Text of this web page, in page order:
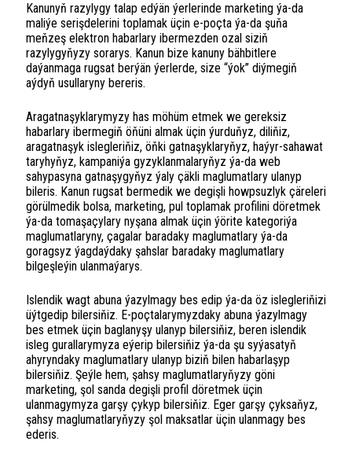
Kanunyň razylygy talap edýän ýerlerinde marketing ýa-da
maliýe serişdelerini toplamak üçin e-poçta ýa-da şuňa
meňzeş elektron habarlary ibermezden ozal siziň
razylygyňyzy sorarys. Kanun bize kanuny bähbitlere
daýanmaga rugsat berýän ýerlerde, size “ýok” diýmegiň
aýdyň usullaryny bereris.
Aragatnaşyklarymyzy has möhüm etmek we gereksiz
habarlary ibermegiň öňüni almak üçin ýurduňyz, diliňiz,
aragatnaşyk islegleriňiz, öňki gatnaşyklaryňyz, haýyr-sahawat
taryhyňyz, kampaniýa gyzyklanmalaryňyz ýa-da web
sahypasyna gatnaşygyňyz ýaly çäkli maglumatlary ulanyp
bileris. Kanun rugsat bermedik we degişli howpsuzlyk çäreleri
görülmedik bolsa, marketing, pul toplamak profilini döretmek
ýa-da tomaşaçylary nyşana almak üçin ýörite kategoriýa
maglumatlaryny, çagalar baradaky maglumatlary ýa-da
goragsyz ýagdaýdaky şahslar baradaky maglumatlary
bilgeşleýin ulanmaýarys.
Islendik wagt abuna ýazylmagy bes edip ýa-da öz islegleriňizi
üýtgedip bilersiňiz. E-poçtalarymyzdaky abuna ýazylmagy
bes etmek üçin baglanyşy ulanyp bilersiňiz, beren islendik
isleg gurallarymyza eýerip bilersiňiz ýa-da şu syýasatyň
ahyryndaky maglumatlary ulanyp biziň bilen habarlaşyp
bilersiňiz. Şeýle hem, şahsy maglumatlaryňyzy göni
marketing, şol sanda degişli profil döretmek üçin
ulanmagymyza garşy çykyp bilersiňiz. Eger garşy çyksaňyz,
şahsy maglumatlaryňyzy şol maksatlar üçin ulanmagy bes
ederis.